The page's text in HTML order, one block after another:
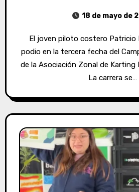
18 de mayo de
El joven piloto costero Patricio Rocca alcanzó el
podio en la tercera fecha del
de la Asociación Zonal de Karting
La carrera se…